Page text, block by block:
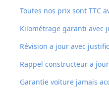
Toutes nos prix sont TTC
Kilométrage garanti avec
Révision a jour avec
Rappel constructeur a
Garantie voiture jamais